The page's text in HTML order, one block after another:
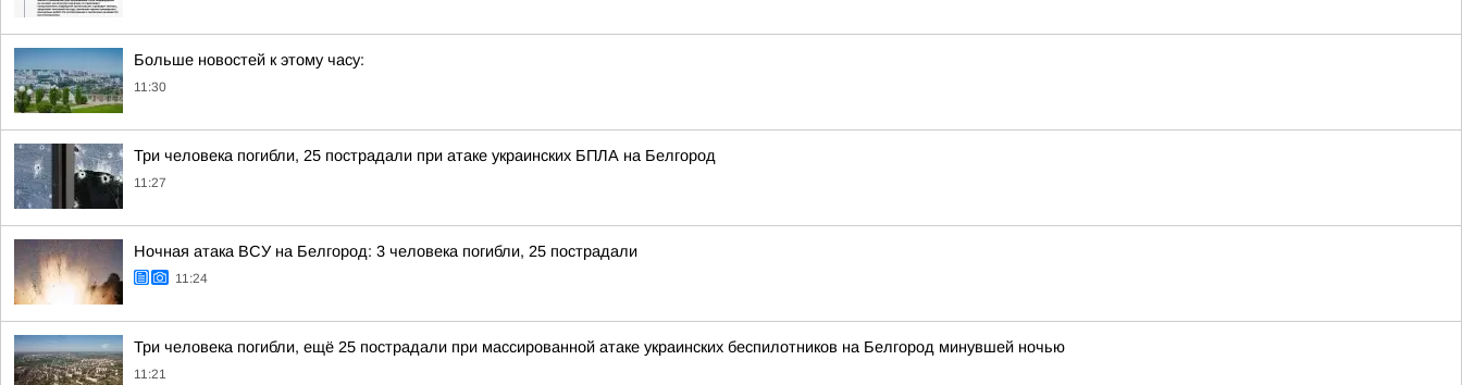
Больше новостей к этому часу:
11:30
Три человека погибли, 25 пострадали при атаке украинских БПЛА на Белгород
11:27
Ночная атака ВСУ на Белгород: 3 человека погибли, 25 пострадали
11:24
Три человека погибли, ещё 25 пострадали при массированной атаке украинских беспилотников на Белгород минувшей ночью
11:21